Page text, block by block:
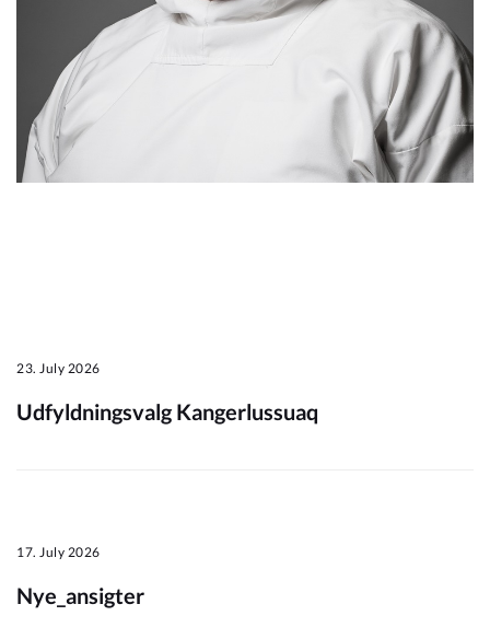
Om_kommunen
23. July 2026
Udfyldningsvalg Kangerlussuaq
17. July 2026
Nye_ansigter